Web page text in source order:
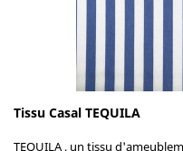
Tissu Casal TEQUILA
TEQUILA , un tissu